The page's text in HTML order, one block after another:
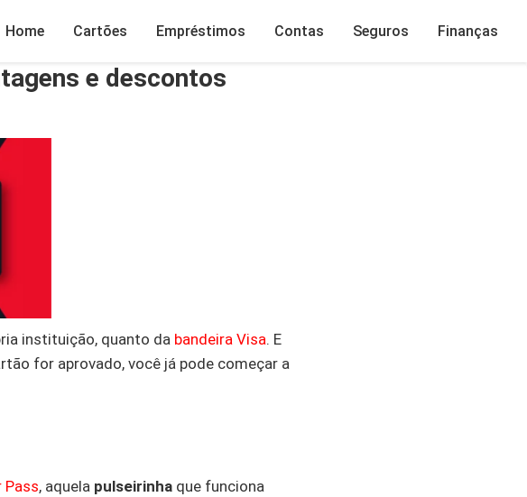
Home Cartões Empréstimos Contas Seguros Finanças
e descontos
instituição, quanto da bandeira Visa. E
for aprovado, você já pode começar a
Pass, aquela pulseirinha que funciona